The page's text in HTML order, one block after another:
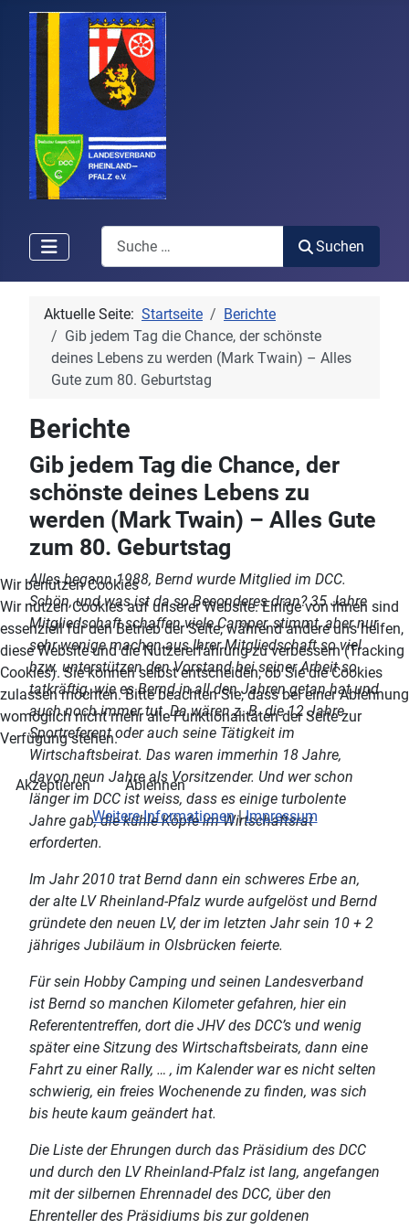
Search
Suchen
Aktuelle Seite: Startseite
Berichte
Gib jedem Tag die Chance, der schönste
deines Lebens zu werden (Mark Twain) – Alles
Gute zum 80. Geburtstag
Berichte
Gib jedem Tag die Chance, der
schönste deines Lebens zu
werden (Mark Twain) – Alles Gute
zum 80. Geburtstag
Alles begann 1988, Bernd wurde Mitglied im DCC.
Schön, und was ist da so Besonderes dran? 35 Jahre
Mitgliedschaft schaffen viele Camper, stimmt, aber nur
sehr wenige machen aus Ihrer Mitgliedschaft so viel
bzw. unterstützen den Vorstand bei seiner Arbeit so
tatkräftig, wie es Bernd in all den Jahren getan hat und
auch noch immer tut. Da wären z. B. die 12 Jahre
Sportreferent oder auch seine Tätigkeit im
Wirtschaftsbeirat. Das waren immerhin 18 Jahre,
davon neun Jahre als Vorsitzender. Und wer schon
länger im DCC ist weiss, dass es einige turbolente
Jahre gab, die kühle Köpfe im Wirtschaftsrat
erforderten.
Im Jahr 2010 trat Bernd dann ein schweres Erbe an,
der alte LV Rheinland-Pfalz wurde aufgelöst und Bernd
gründete den neuen LV, der im letzten Jahr sein 10 + 2
jähriges Jubiläum in Olsbrücken feierte.
Für sein Hobby Camping und seinen Landesverband
ist Bernd so manchen Kilometer gefahren, hier ein
Referententreffen, dort die JHV des DCC’s und wenig
später eine Sitzung des Wirtschaftsbeirats, dann eine
Fahrt zu einer Rally, … , im Kalender war es nicht selten
schwierig, ein freies Wochenende zu finden, was sich
bis heute kaum geändert hat.
Die Liste der Ehrungen durch das Präsidium des DCC
und durch den LV Rheinland-Pfalz ist lang, angefangen
mit der silbernen Ehrennadel des DCC, über den
Ehrenteller des Präsidiums bis zur goldenen
Wir benutzen Cookies
Wir nutzen Cookies auf unserer Website. Einige von ihnen sind
essenziell für den Betrieb der Seite, während andere uns helfen,
diese Website und die Nutzererfahrung zu verbessern (Tracking
Cookies). Sie können selbst entscheiden, ob Sie die Cookies
zulassen möchten. Bitte beachten Sie, dass bei einer Ablehnung
womöglich nicht mehr alle Funktionalitäten der Seite zur
Verfügung stehen.
Akzeptieren
Ablehnen
Weitere Informationen|Impressum